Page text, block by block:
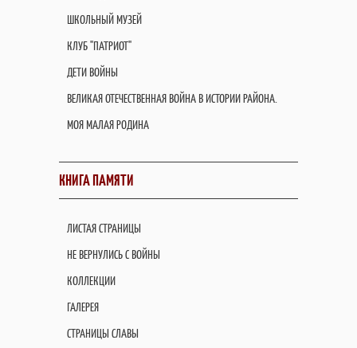
ШКОЛЬНЫЙ МУЗЕЙ
КЛУБ "ПАТРИОТ"
ДЕТИ ВОЙНЫ
ВЕЛИКАЯ ОТЕЧЕСТВЕННАЯ ВОЙНА В ИСТОРИИ РАЙОНА.
МОЯ МАЛАЯ РОДИНА
КНИГА ПАМЯТИ
ЛИСТАЯ СТРАНИЦЫ
НЕ ВЕРНУЛИСЬ С ВОЙНЫ
КОЛЛЕКЦИИ
ГАЛЕРЕЯ
СТРАНИЦЫ СЛАВЫ